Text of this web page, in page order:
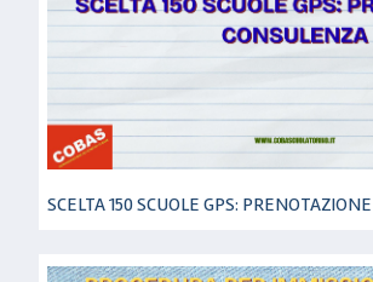
SCELTA 150 SCUOLE GPS: